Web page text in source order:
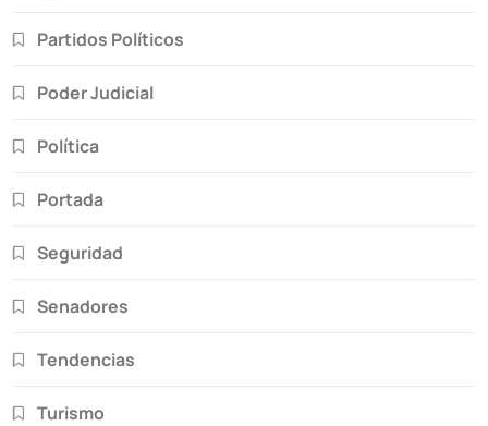
Partidos Políticos
Poder Judicial
Política
Portada
Seguridad
Senadores
Tendencias
Turismo